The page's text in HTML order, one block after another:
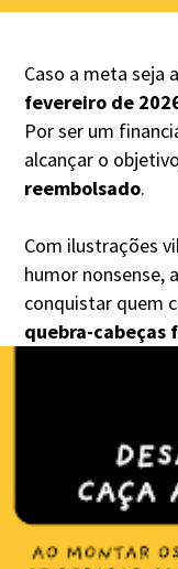
Caso a meta seja
fevereiro de
Por ser um
alcançar o
reembolsado.
Com ilustrações
humor nonsense,
conquistar quem
quebra-cabeças